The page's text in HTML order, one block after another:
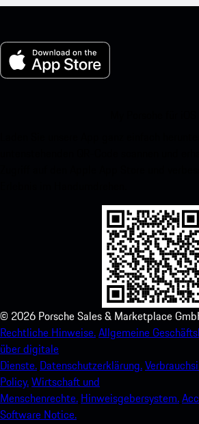
© 2026 Porsche Sales & Marketplace
Rechtliche Hinweise.Allgemeine
über digitale
Dienste. Datenschutzerklärung.
Policy.Wirtschaft und
Menschenrechte. Hinweisgebersystem.
Software Notice.